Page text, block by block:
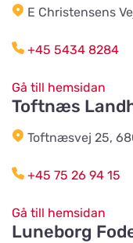
Bonnie
Strandby
Istorpsvägen 4
E Christensens
+45 5434 8284
Gå till hemsidan
Toftnæs
Toftnæsvej 25,
+45 75 26 94 15
Gå till hemsidan
Luneborg